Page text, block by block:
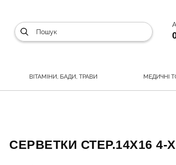
ВІТАМІНИ, БАДИ, ТРАВИ МЕДИЧНІ
СЕРВЕТКИ СТЕР.14Х16 4-